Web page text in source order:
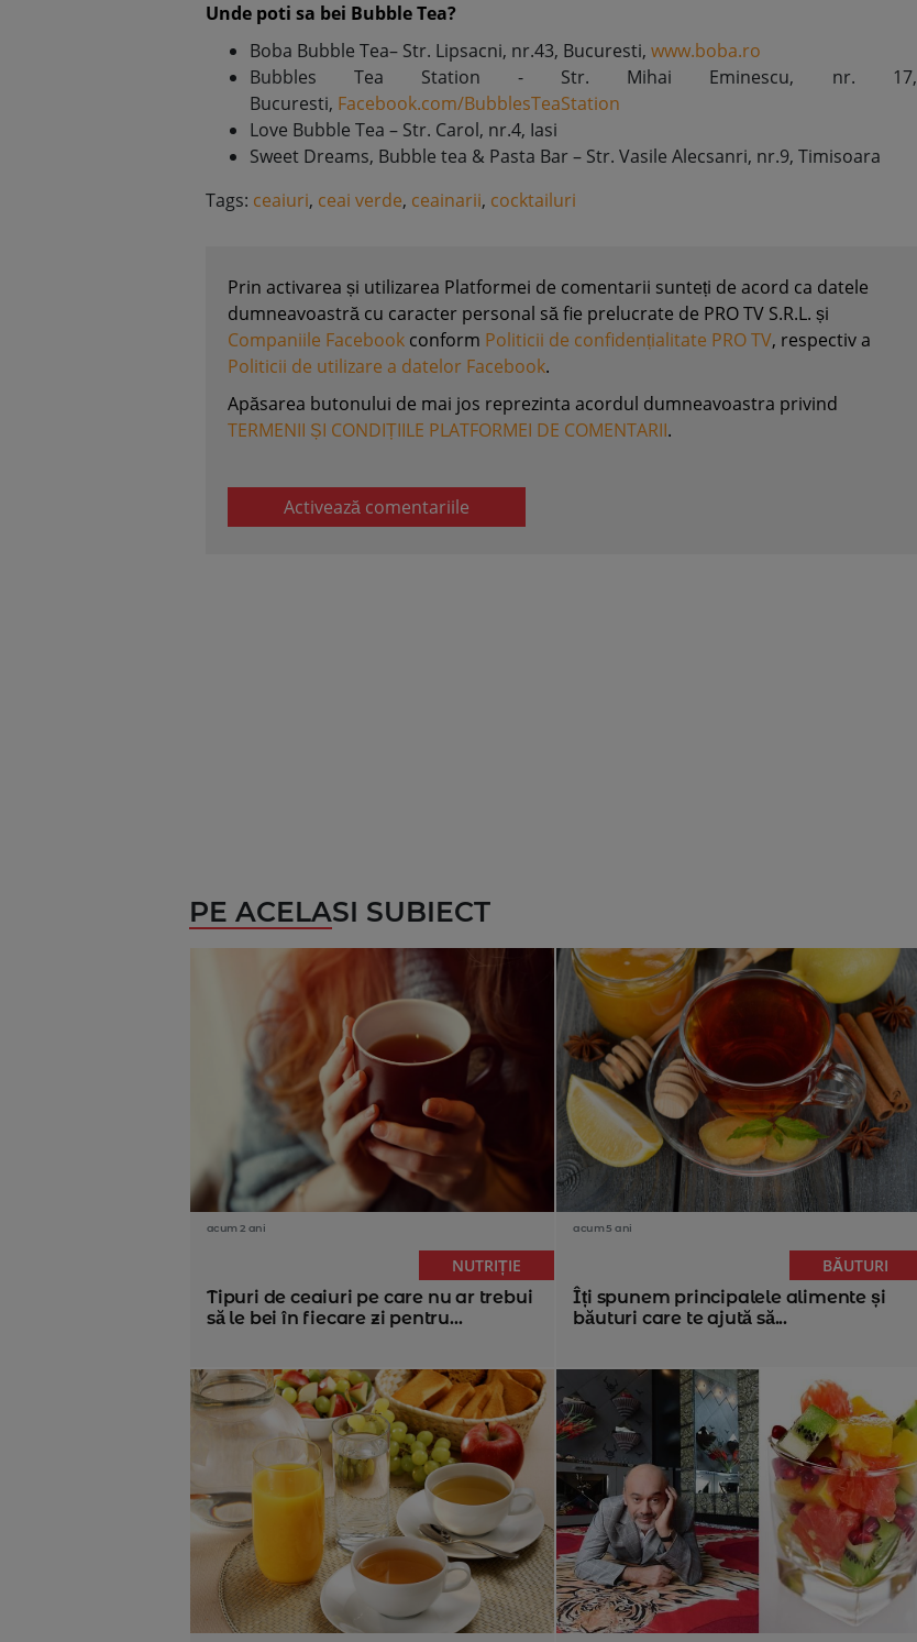
Unde poti sa bei Bubble Tea?
Boba Bubble Tea– Str. Lipsacni, nr.43, Bucuresti, www.boba.ro
Bubbles Tea Station - Str. Mihai Eminescu, nr. 17,
Bucuresti, Facebook.com/BubblesTeaStation
Love Bubble Tea – Str. Carol, nr.4, Iasi
Sweet Dreams, Bubble tea & Pasta Bar – Str. Vasile Alecsanri, nr.9, Timisoara
Tags: ceaiuri, ceai verde, ceainarii, cocktailuri
Prin activarea și utilizarea Platformei de comentarii sunteți de acord ca datele
dumneavoastră cu caracter personal să fie prelucrate de PRO TV S.R.L. și
Companiile Facebook conform Politicii de confidențialitate PRO TV, respectiv a
Politicii de utilizare a datelor Facebook.
Apăsarea butonului de mai jos reprezinta acordul dumneavoastra privind
TERMENII ȘI CONDIȚIILE PLATFORMEI DE COMENTARII.
Activează comentariile
PE ACELASI SUBIECT
acum 2 ani
NUTRIȚIE
Tipuri de ceaiuri pe care nu ar trebui
să le bei în fiecare zi pentru...
acum 5 ani
BĂUTURI
Îți spunem principalele alimente și
băuturi care te ajută să...